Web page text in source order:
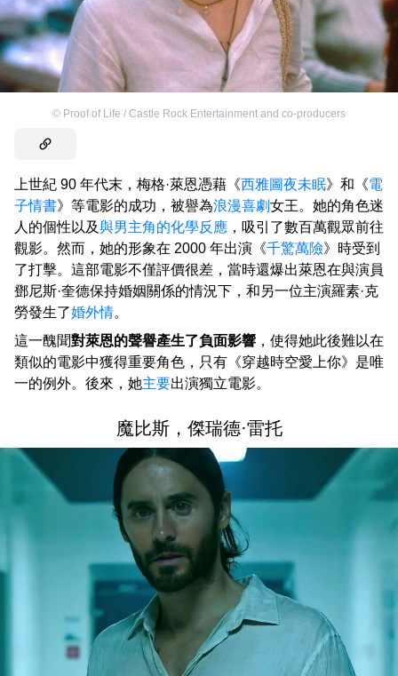
© Proof of Life / Castle Rock Entertainment and co-producers
上世紀 90 年代末，梅格·萊恩憑藉《西雅圖夜未眠》和《電
子情書》等電影的成功，被譽為浪漫喜劇女王。她的角色迷
人的個性以及與男主角的化學反應 ，吸引了數百萬觀眾前往
觀影。然而，她的形象在 2000 年出演《千驚萬險》時受到
了打擊。這部電影不僅評價很差，當時還爆出萊恩在與演員
鄧尼斯·奎德保持婚姻關係的情況下，和另一位主演羅素·克
勞發生了婚外情。
這一醜聞對萊恩的聲譽產生了負面影響 ，使得她此後難以在
類似的電影中獲得重要角色，只有《穿越時空愛上你》是唯
一的例外。後來，她主要出演獨立電影。
魔比斯，傑瑞德·雷托